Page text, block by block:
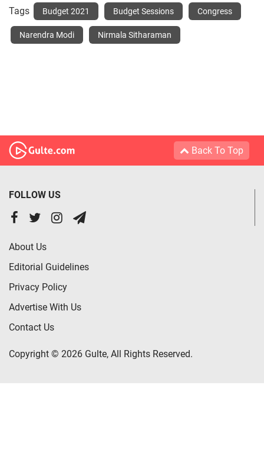
Tags Budget 2021 Budget Sessions Congress
Narendra Modi Nirmala Sitharaman
Back To Top
FOLLOW US
About Us
Editorial Guidelines
Privacy Policy
Advertise With Us
Contact Us
Copyright © 2026 Gulte, All Rights Reserved.